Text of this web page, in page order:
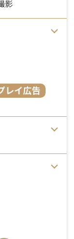
影
レイ広告